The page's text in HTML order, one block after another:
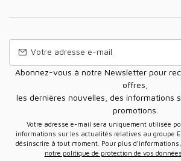
Abonnez-vous à notre Newsletter pour recevoir nos nouvelles
offres,
les dernières nouvelles, des informations
promotions.
Votre adresse e-mail sera uniquement utilisée pour vous envoyer des
informations sur les actualités relatives au groupe
désinscrire à tout moment. Pour plus
notre politique de protection de vos